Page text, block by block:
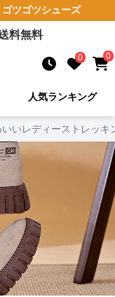
ゴツゴツシューズ
料無料
0 0
人気ランキング
いいレディーストレッキ